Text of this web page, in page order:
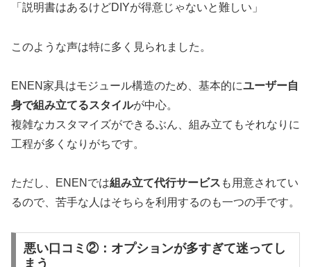
「説明書はあるけどDIYが得意じゃないと難しい」
このような声は特に多く見られました。
ENEN家具はモジュール構造のため、基本的にユーザー自
身で組み立てるスタイルが中心。
複雑なカスタマイズができるぶん、組み立てもそれなりに
工程が多くなりがちです。
ただし、ENENでは組み立て代行サービス も用意されてい
るので、苦手な人はそちらを利用するのも一つの手です。
悪い口コミ②：オプションが多すぎて迷ってし
まう